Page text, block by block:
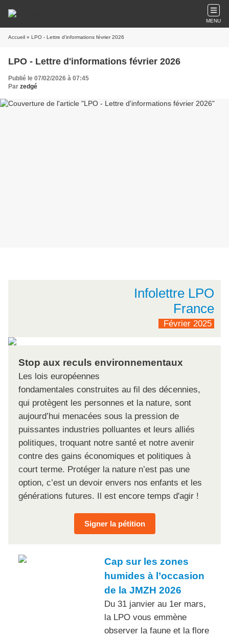
MENU
Accueil » LPO - Lettre d'informations février 2026
LPO - Lettre d'informations février 2026
Publié le 07/02/2026 à 07:45
Par zedgé
Infolettre LPO
France
Février 2025
Stop aux reculs environnementaux
Les lois européennes
fondamentales construites au fil des décennies,
qui protègent les personnes et la nature, sont
aujourd’hui menacées sous la pression de
puissantes industries polluantes et leurs alliés
politiques, troquant notre santé et notre avenir
contre des gains économiques et politiques à
court terme. Protéger la nature n’est pas une
option, c’est un devoir envers nos enfants et les
générations futures. Il est encore temps d'agir !
Signer la pétition
Cap sur les zones
humides à l’occasion
de la JMZH 2026
Du 31 janvier au 1er mars,
la LPO vous emmène
observer la faune et la flore